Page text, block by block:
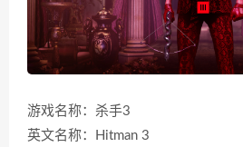
游戏名称：杀手3
英文名称：Hitman 3